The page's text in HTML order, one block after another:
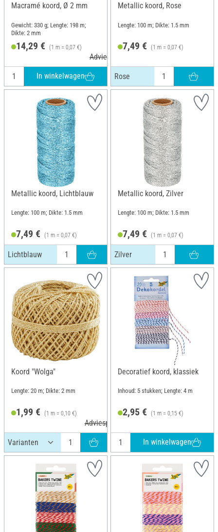
Macramé koord, Ø 2 mm
Gewicht: 330 g; Lengte: 198 m;
Dikte: 2 mm
14,29 € (1 m = 0,07 €)
Adviesprijs 16,64 €
In winkelwagen
Metallic koord, Rose
Lengte: 100 m; Dikte: 1.5 mm
7,49 € (1 m = 0,07 €)
Rose
Metallic koord, Lichtblauw
Lengte: 100 m; Dikte: 1.5 mm
7,49 € (1 m = 0,07 €)
Lichtblauw
Metallic koord, Zilver
Lengte: 100 m; Dikte: 1.5 mm
7,49 € (1 m = 0,07 €)
Zilver
Koord "Wolga"
Lengte: 20 m; Dikte: 2 mm
1,99 € (1 m = 0,10 €)
Adviesprijs 2,15 €
Decoratief koord, klassiek
Inhoud: 5 stukken; Lengte: 4 m
2,95 € (1 m = 0,15 €)
In winkelwagen